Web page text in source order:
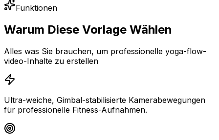
Funktionen
Warum Diese Vorlage Wählen
Alles was Sie brauchen, um professionelle yoga-flow-
video-Inhalte zu erstellen
Ultra-weiche, Gimbal-stabilisierte Kamerabewegungen
für professionelle Fitness-Aufnahmen.